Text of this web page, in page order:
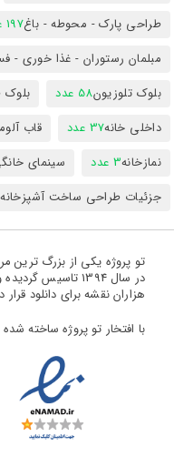
طراحی پارک - محوطه - باغ197 عدد
مبلمان رستوران - غذا خوری -
بلوک تلوزیون58 عدد
داخلی خانه37 عدد قاب
نمازخانه3 عدد سینمای
جزئیات طراحی ساخت آشپزخانه
تو پروژه یکی از بزرگ ترین
در سال 1394 تاسیس
هزاران نقشه برای دانلود
با افتخار تو پروژه ساخته